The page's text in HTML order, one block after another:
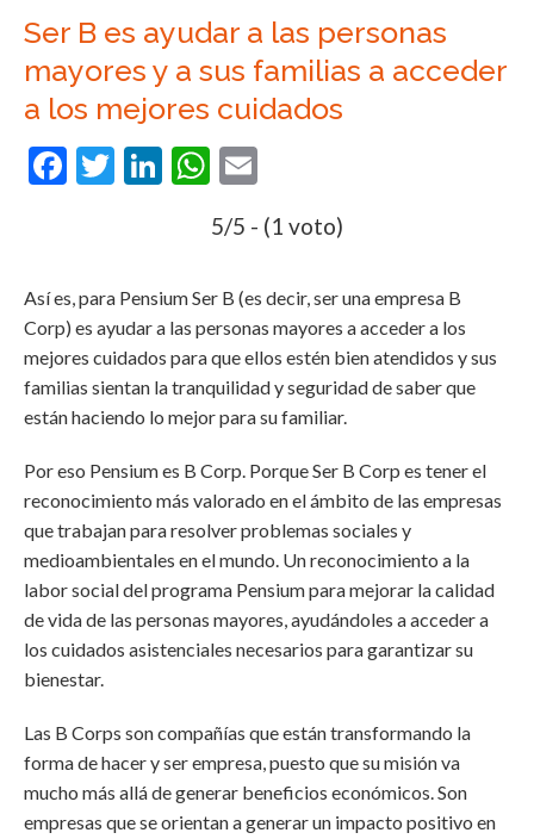
Ser B es ayudar a las personas
mayores y a sus familias a acceder
a los mejores cuidados
Facebook
Twitter
LinkedIn
WhatsApp
5/5 - (1 voto)
Así es, para Pensium Ser B (es decir, ser una empresa B
Corp) es ayudar a las personas mayores a acceder a los
mejores cuidados para que ellos estén bien atendidos y sus
familias sientan la tranquilidad y seguridad de saber que
están haciendo lo mejor para su familiar.
Por eso Pensium es B Corp. Porque Ser B Corp es tener el
reconocimiento más valorado en el ámbito de las empresas
que trabajan para resolver problemas sociales y
medioambientales en el mundo. Un reconocimiento a la
labor social del programa Pensium para mejorar la calidad
de vida de las personas mayores, ayudándoles a acceder a
los cuidados asistenciales necesarios para garantizar su
bienestar.
Las B Corps son compañías que están transformando la
forma de hacer y ser empresa, puesto que su misión va
mucho más allá de generar beneficios económicos. Son
empresas que se orientan a generar un impacto positivo en